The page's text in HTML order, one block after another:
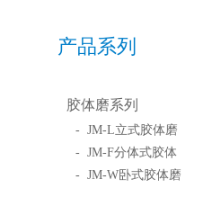
产品系列
胶体磨系列
- JM-L立式胶体磨
- JM-F分体式胶体
- JM-W卧式胶体磨